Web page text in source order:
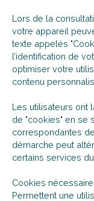
Lors de la
votre appareil
texte appelés
l’identification de
optimiser votre
contenu
Les utilisateurs ont
de "cookies" en se
correspondantes
démarche peut
certains services du
Cookies
Permettent une